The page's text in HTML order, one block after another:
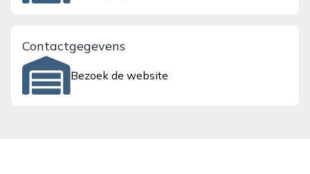
Contactgegevens
Bezoek de website